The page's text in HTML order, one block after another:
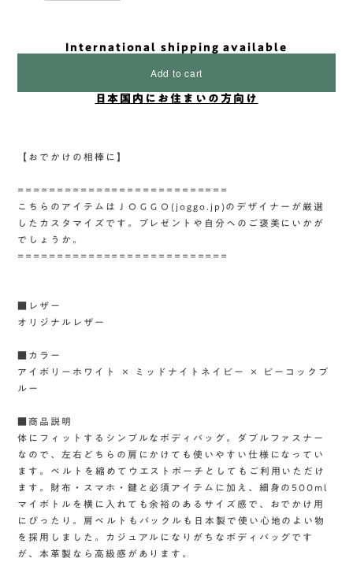
International shipping available
Add to cart
日本国内にお住まいの方向け
【おでかけの相棒に】
===========================
こちらのアイテムはＪＯＧＧＯ(joggo.jp)のデザイナーが厳選
したカスタマイズです。プレゼントや自分へのご褒美にいかが
でしょうか。
===========================
■レザー
オリジナルレザー
■カラー
アイボリーホワイト × ミッドナイトネイビー × ピーコックブ
ルー
■商品説明
体にフィットするシンプルなボディバッグ。ダブルファスナー
なので、左右どちらの肩にかけても使いやすい仕様になってい
ます。ベルトを縮めてウエストポーチとしてもご利用いただけ
ます。財布・スマホ・鍵と必須アイテムに加え、細身の500ml
マイボトルを横に入れても余裕のあるサイズ感で、おでかけ用
にぴったり。肩ベルトもバックルも日本製で使い心地のよい物
を採用しました。カジュアルになりがちなボディバッグです
が、本革製なら高級感があります。